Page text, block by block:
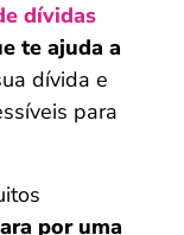
dívidas
te ajuda a
dívida e
para
por uma